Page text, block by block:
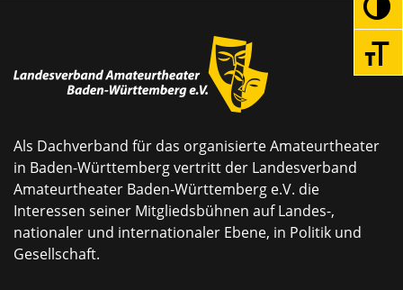
Als Dachverband für das organisierte Amateurtheater
in Baden-Württemberg vertritt der Landesverband
Amateurtheater Baden-Württemberg e.V. die
Interessen seiner Mitgliedsbühnen auf Landes-,
nationaler und internationaler Ebene, in Politik und
Gesellschaft.